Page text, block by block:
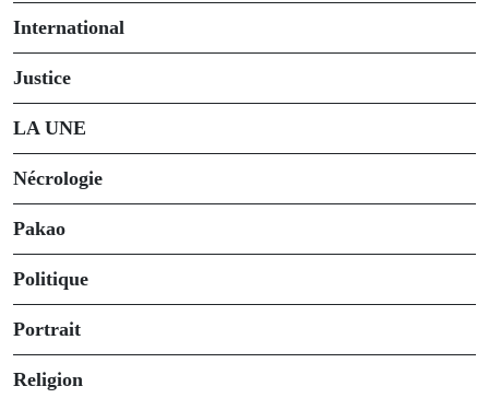
International
Justice
LA UNE
Nécrologie
Pakao
Politique
Portrait
Religion